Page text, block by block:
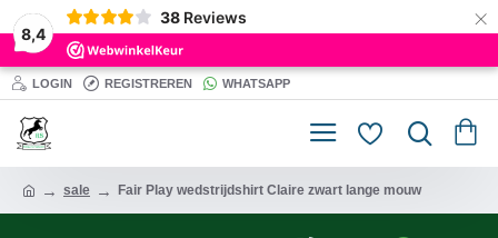
8,4
38 Reviews ×
LOGIN REGISTREREN WHATSAPP
sale Fair Play wedstrijdshirt Claire zwart lange mouw